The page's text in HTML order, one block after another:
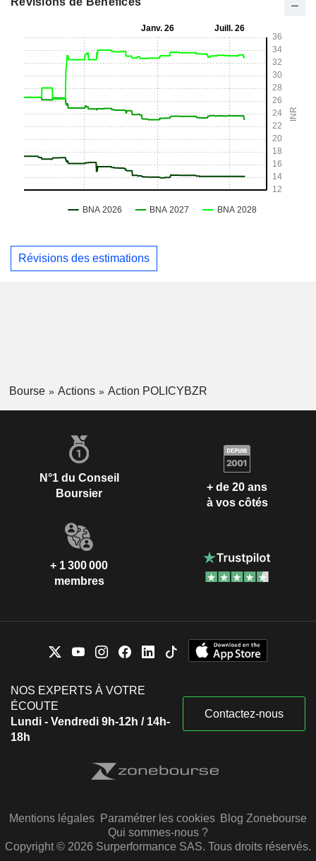
Révisions des estimations
Bourse Actions Action POLICYBZR
N°1 du Conseil
Boursier
+ de 20 ans
à vos côtés
+ 1 300 000
membres
NOS EXPERTS À VOTRE
ÉCOUTE
Lundi - Vendredi 9h-12h / 14h-
18h
Contactez-nous
Mentions légales Paramétrer les cookies Blog Zonebourse
Qui sommes-nous ?
Copyright © 2026 Surperformance SAS. Tous droits réservés.